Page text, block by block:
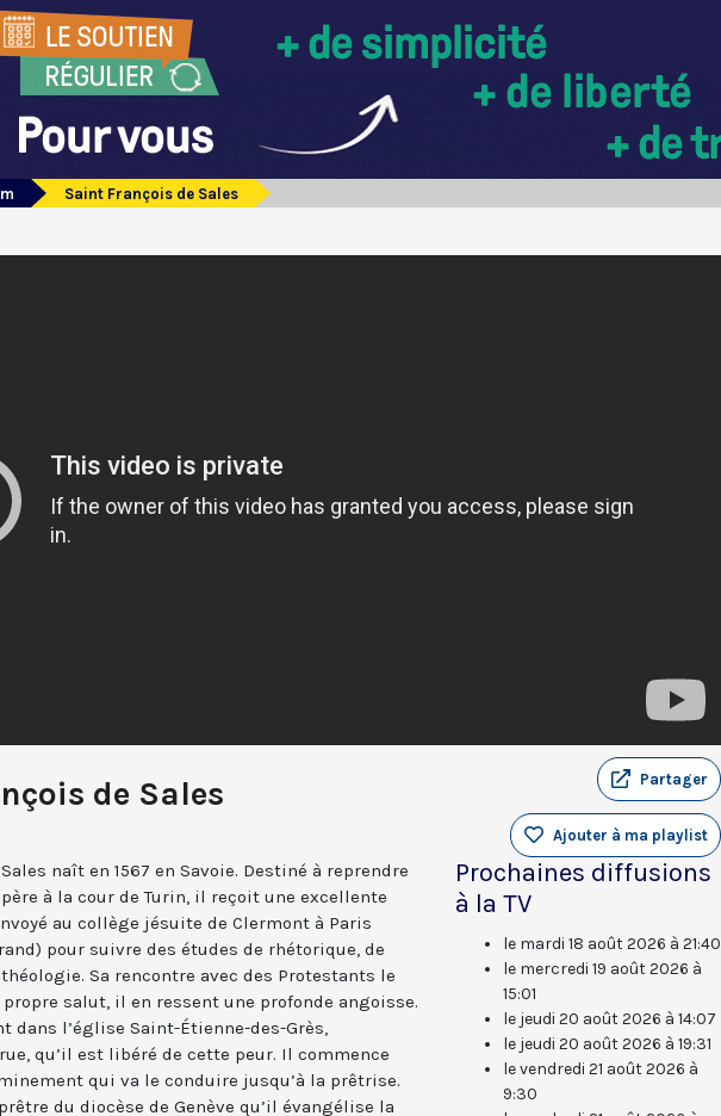
Saint François de Sales
de Sales Partager
Ajouter à ma playlist
naît en 1567 en Savoie. Destiné à reprendre
à la cour de Turin, il reçoit une excellente
au collège jésuite de Clermont à Paris
pour suivre des études de rhétorique, de
Sa rencontre avec des Protestants le
salut, il en ressent une profonde angoisse.
dans l’église Saint-Étienne-des-Grès,
qu’il est libéré de cette peur. Il commence
qui va le conduire jusqu’à la prêtrise.
du diocèse de Genève qu’il évangélise la
Prochaines diffusions
à la TV
le mardi 18 août 2026 à 21:40
le mercredi 19 août 2026 à
15:01
le jeudi 20 août 2026 à 14:07
le jeudi 20 août 2026 à 19:31
le vendredi 21 août 2026 à
9:30